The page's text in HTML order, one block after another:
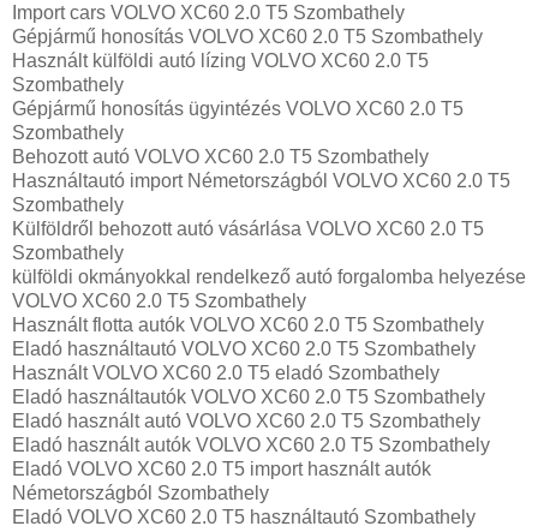
Import cars VOLVO XC60 2.0 T5 Szombathely
Gépjármű honosítás VOLVO XC60 2.0 T5 Szombathely
Használt külföldi autó lízing VOLVO XC60 2.0 T5
Szombathely
Gépjármű honosítás ügyintézés VOLVO XC60 2.0 T5
Szombathely
Behozott autó VOLVO XC60 2.0 T5 Szombathely
Használtautó import Németországból VOLVO XC60 2.0 T5
Szombathely
Külföldről behozott autó vásárlása VOLVO XC60 2.0 T5
Szombathely
külföldi okmányokkal rendelkező autó forgalomba helyezése
VOLVO XC60 2.0 T5 Szombathely
Használt flotta autók VOLVO XC60 2.0 T5 Szombathely
Eladó használtautó VOLVO XC60 2.0 T5 Szombathely
Használt VOLVO XC60 2.0 T5 eladó Szombathely
Eladó használtautók VOLVO XC60 2.0 T5 Szombathely
Eladó használt autó VOLVO XC60 2.0 T5 Szombathely
Eladó használt autók VOLVO XC60 2.0 T5 Szombathely
Eladó VOLVO XC60 2.0 T5 import használt autók
Németországból Szombathely
Eladó VOLVO XC60 2.0 T5 használtautó Szombathely